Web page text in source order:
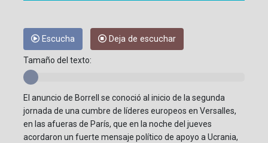
Escucha Deja de escuchar
Tamaño del texto:
El anuncio de Borrell se conoció al inicio de la segunda
jornada de una cumbre de líderes europeos en Versalles,
en las afueras de París, que en la noche del jueves
acordaron un fuerte mensaje político de apoyo a Ucrania,